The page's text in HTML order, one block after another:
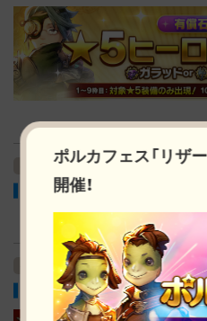
イベント
人気投票イベント結果発表！
イベント
クリスマス衣装カーニバル開
ポルカフェス「リザ
開催！